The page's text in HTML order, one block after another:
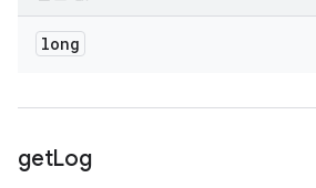
long
getLog